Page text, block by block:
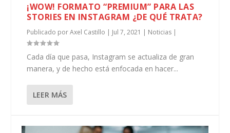
¡WOW! FORMATO “PREMIUM” PARA LAS
STORIES EN INSTAGRAM ¿DE QUÉ TRATA?
Publicado porAxel Castillo | Jul 7, 2021 | Noticias |
Cada día que pasa, Instagram se actualiza de gran
manera, y de hecho está enfocada en hacer...
LEER MÁS